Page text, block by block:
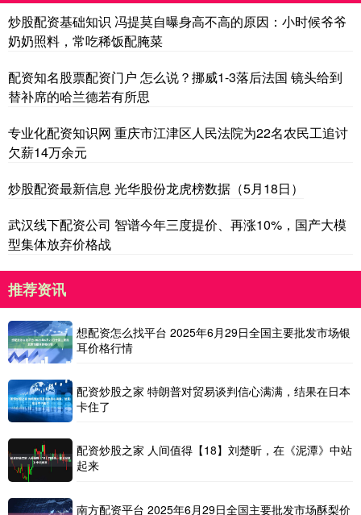
炒股配资基础知识 冯提莫自曝身高不高的原因：小时候爷爷
奶奶照料，常吃稀饭配腌菜
配资知名股票配资门户 怎么说？挪威1-3落后法国 镜头给到
替补席的哈兰德若有所思
专业化配资知识网 重庆市江津区人民法院为22名农民工追讨
欠薪14万余元
炒股配资最新信息 光华股份龙虎榜数据（5月18日）
武汉线下配资公司 智谱今年三度提价、再涨10%，国产大模
型集体放弃价格战
推荐资讯
想配资怎么找平台 2025年6月29日全国主要批发市场银
耳价格行情
配资炒股之家 特朗普对贸易谈判信心满满，结果在日本
卡住了
配资炒股之家 人间值得【18】刘楚昕，在《泥潭》中站
起来
南方配资平台 2025年6月29日全国主要批发市场酥梨价